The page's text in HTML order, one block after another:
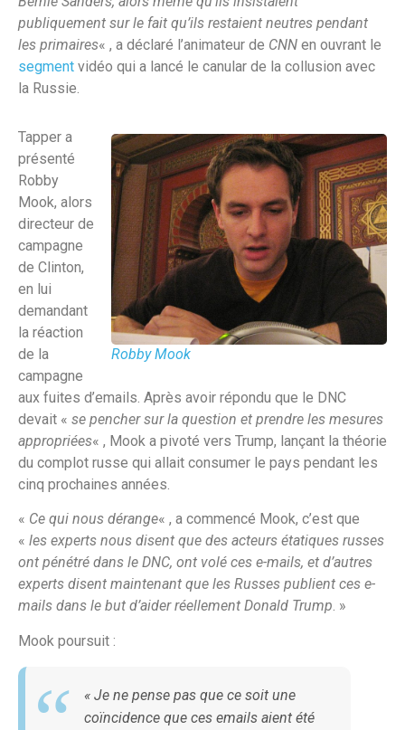
publiquement sur le fait qu’ils restaient neutres pendant
les primaires« , a déclaré l’animateur de CNN en ouvrant le
segment vidéo qui a lancé le canular de la collusion avec
la Russie.
Robby Mook
Tapper a
présenté
Robby
Mook, alors
directeur de
campagne
de Clinton,
en lui
demandant
la réaction
de la
campagne
aux fuites d’emails. Après avoir répondu que le DNC
devait « se pencher sur la question et prendre les mesures
appropriées« , Mook a pivoté vers Trump, lançant la théorie
du complot russe qui allait consumer le pays pendant les
cinq prochaines années.
« Ce qui nous dérange« , a commencé Mook, c’est que
« les experts nous disent que des acteurs étatiques russes
ont pénétré dans le DNC, ont volé ces e-mails, et d’autres
experts disent maintenant que les Russes publient ces e-
mails dans le but d’aider réellement Donald Trump. »
Mook poursuit :
« Je ne pense pas que ce soit une
coïncidence que ces emails aient été